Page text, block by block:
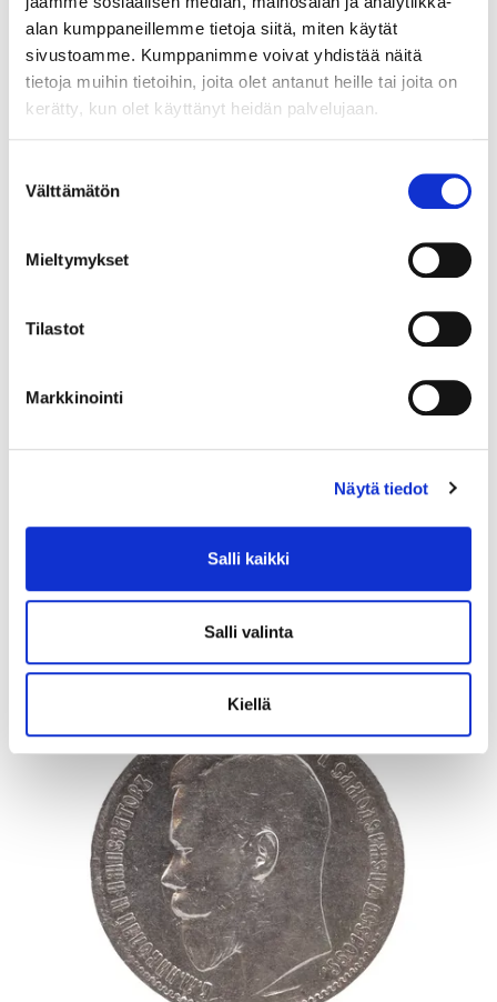
alan kumppaneillemme tietoja siitä, miten käytät
sivustoamme. Kumppanimme voivat yhdistää näitä
tietoja muihin tietoihin, joita olet antanut heille tai joita on
kerätty, kun olet käyttänyt heidän palvelujaan.
valinta
Välttämätön
Mieltymykset
Tilastot
Markkinointi
Näytä tiedot
Salli kaikki
Salli valinta
Kiellä